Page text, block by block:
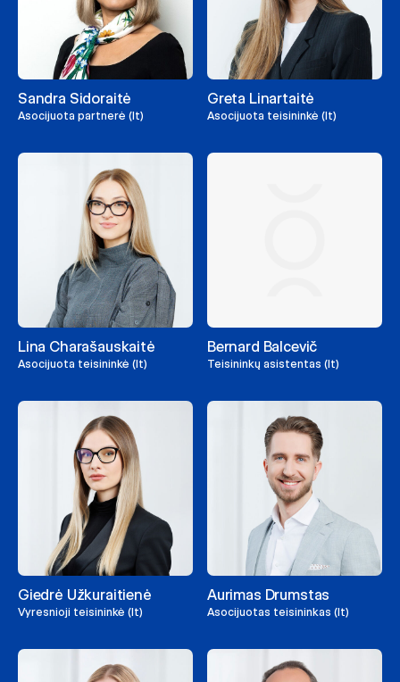
Sandra Sidoraitė
Asocijuota partnerė (lt)
Greta Linartaitė
Asocijuota teisininkė (lt)
Lina Charašauskaitė
Asocijuota teisininkė (lt)
Bernard Balcevič
Teisininkų asistentas (lt)
Giedrė Užkuraitienė
Vyresnioji teisininkė (lt)
Aurimas Drumstas
Asocijuotas teisininkas (lt)